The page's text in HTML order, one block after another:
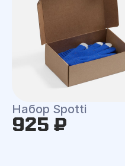
Набор Spotti
925 ₽